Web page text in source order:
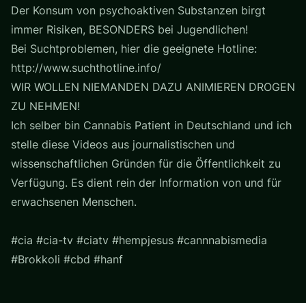
Der Konsum von psychoaktiven Substanzen birgt
immer Risiken, BESONDERS bei Jugendlichen!
Bei Suchtproblemen, hier die geeignete Hotline:
http://www.suchthotline.info/
WIR WOLLEN NIEMANDEN DAZU ANIMIEREN DROGEN
ZU NEHMEN!
Ich selber bin Cannabis Patient in Deutschland und ich
stelle diese Videos aus journalistischen und
wissenschaftlichen Gründen für die Öffentlichkeit zu
Verfügung. Es dient rein der Information von und für
erwachsenen Menschen.
#cia #cia-tv #ciatv #hempjesus #cannnabismedia
#Brokkoli #cbd #hanf